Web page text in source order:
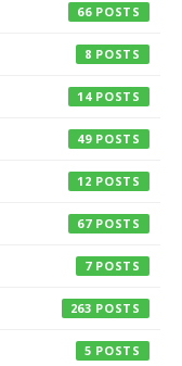
66
8
14
49
12
67
7
263
5